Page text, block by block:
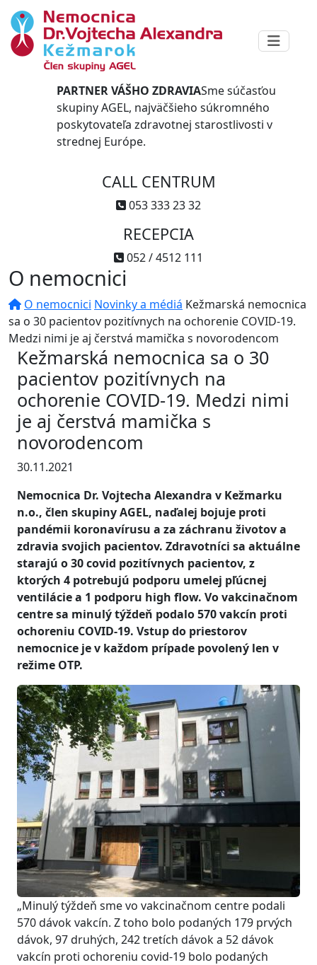
PARTNER VÁŠHO ZDRAVIASme súčasťou
skupiny AGEL, najväčšieho súkromného
poskytovateľa zdravotnej starostlivosti v
strednej Európe.
CALL CENTRUM
053 333 23 32
RECEPCIA
052 / 4512 111
O nemocnici
O nemocnici Novinky a médiá Kežmarská nemocnica
sa o 30 pacientov pozitívnych na ochorenie COVID-19.
Medzi nimi je aj čerstvá mamička s novorodencom
Kežmarská nemocnica sa o 30
pacientov pozitívnych na
ochorenie COVID-19. Medzi nimi
je aj čerstvá mamička s
novorodencom
30.11.2021
Nemocnica Dr. Vojtecha Alexandra v Kežmarku
n.o., člen skupiny AGEL, naďalej bojuje proti
pandémii koronavírusu a za záchranu životov a
zdravia svojich pacientov. Zdravotníci sa aktuálne
starajú o 30 covid pozitívnych pacientov, z
ktorých 4 potrebujú podporu umelej pľúcnej
ventilácie a 1 podporu high flow. Vo vakcinačnom
centre sa minulý týždeň podalo 570 vakcín proti
ochoreniu COVID-19. Vstup do priestorov
nemocnice je v každom prípade povolený len v
režime OTP.
„Minulý týždeň sme vo vakcinačnom centre podali
570 dávok vakcín. Z toho bolo podaných 179 prvých
dávok, 97 druhých, 242 tretích dávok a 52 dávok
vakcín proti ochoreniu covid-19 bolo podaných